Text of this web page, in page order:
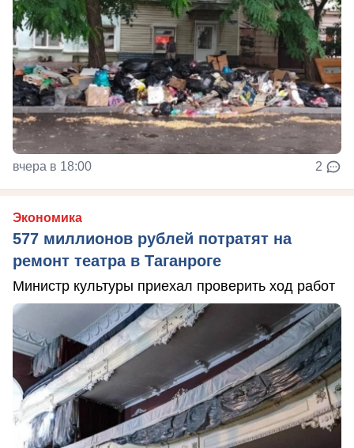
вчера в 18:00 2
Экономика
577 миллионов рублей потратят на
ремонт театра в Таганроге
Министр культуры приехал проверить ход работ